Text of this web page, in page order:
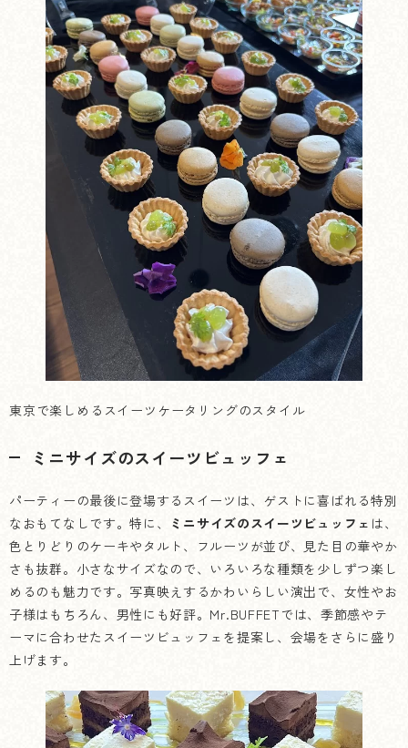
東京で楽しめるスイーツケータリングのスタイル
ミニサイズのスイーツビュッフェ
パーティーの最後に登場するスイーツは、ゲストに喜ばれる特別
なおもてなしです。特に、
ミニサイズのスイーツビュッフェ は、
色とりどりのケーキやタルト、フルーツが並び、見た目の華やか
さも抜群。小さなサイズなので、いろいろな種類を少しずつ楽し
めるのも魅力です。写真映えするかわいらしい演出で、女性やお
子様はもちろん、男性にも好評。Mr.BUFFETでは、季節感やテ
ーマに合わせたスイーツビュッフェを提案し、会場をさらに盛り
上げます。